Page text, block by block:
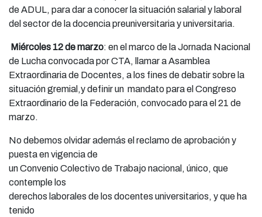
de ADUL, para dar a conocer la situación salarial y laboral
del sector de la docencia preuniversitaria y universitaria.
Miércoles 12 de marzo: en el marco de la Jornada Nacional
de Lucha convocada por CTA, llamar a Asamblea
Extraordinaria de Docentes, a los fines de debatir sobre la
situación gremial,y definir un mandato para el Congreso
Extraordinario de la Federación, convocado para el 21 de
marzo.
No debemos olvidar además el reclamo de aprobación y
puesta en vigencia de
un Convenio Colectivo de Trabajo nacional, único, que
contemple los
derechos laborales de los docentes universitarios, y que ha
tenido